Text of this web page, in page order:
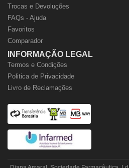
Trocas e Devoluções
FAQs - Ajuda
Favoritos
Comparador
INFORMAÇÃO LEGAL
Termos e Condições
Politica de Privacidade
Livro de Reclamações